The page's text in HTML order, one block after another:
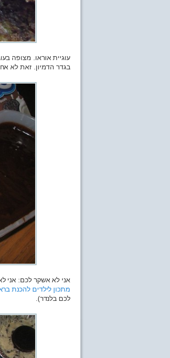
עוגיית אוראו. מצופה
בגדר הדמיון. זאת לא
אני לא אשקר לכם: אני
מתכון לילדים להכנת
לכם בלנדר).